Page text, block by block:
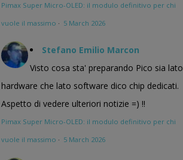
Pimax Super Micro-OLED: il modulo definitivo per chi
vuole il massimo · 5 March 2026
Stefano Emilio Marcon
Visto cosa sta' preparando Pico sia lato
hardware che lato software dico chip dedicati.
Aspetto di vedere ulteriori notizie =) !!
Pimax Super Micro-OLED: il modulo definitivo per chi
vuole il massimo · 5 March 2026